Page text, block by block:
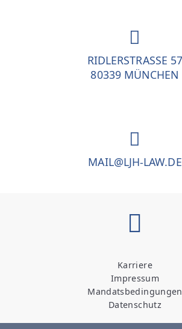
RIDLERSTRASSE 57
80339 MÜNCHEN
MAIL@LJH-LAW.DE
Karriere
Impressum
Mandatsbedingungen
Datenschutz